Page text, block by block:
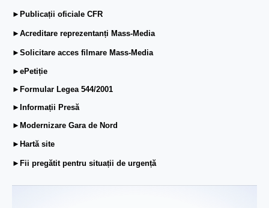
►Publicații oficiale CFR
►Acreditare reprezentanți Mass-Media
►Solicitare acces filmare Mass-Media
►ePetiție
►Formular Legea 544/2001
►Informații Presă
►Modernizare Gara de Nord
►Hartă site
►Fii pregătit pentru situații de urgență